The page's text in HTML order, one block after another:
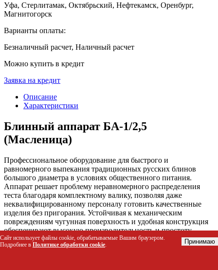
Уфа, Стерлитамак, Октябрьский, Нефтекамск, Оренбург,
Магнитогорск
Варианты оплаты:
Безналичный расчет, Наличный расчет
Можно купить в кредит
Заявка на кредит
Описание
Характеристики
Блинный аппарат БА-1/2,5
(Масленица)
Профессиональное оборудование для быстрого и
равномерного выпекания традиционных русских блинов
большого диаметра в условиях общественного питания.
Аппарат решает проблему неравномерного распределения
теста благодаря комплектному валику, позволяя даже
неквалифицированному персоналу готовить качественные
изделия без пригорания. Устойчивая к механическим
повреждениям чугунная поверхность и удобная конструкция
обеспечивают высокую производительность и простоту
ежедневной санитарной обработки.
Сайт использует файлы cookie, обрабатываемые Вашим браузером.
Подробнее в Политике обработки cookie. Принимаю